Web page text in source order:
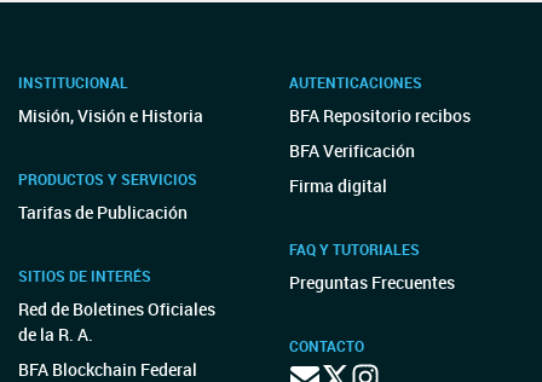
INSTITUCIONAL
Misión, Visión e Historia
PRODUCTOS Y SERVICIOS
Tarifas de Publicación
SITIOS DE INTERÉS
Red de Boletines Oficiales
de la R. A.
BFA Blockchain Federal
AUTENTICACIONES
BFA Repositorio recibos
BFA Verificación
Firma digital
FAQ Y TUTORIALES
Preguntas Frecuentes
CONTACTO